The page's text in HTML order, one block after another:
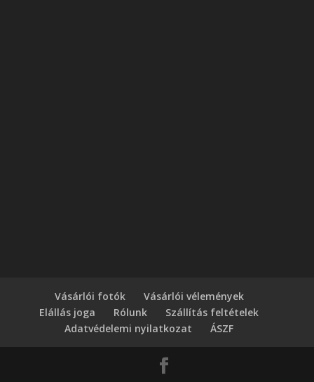
Vásárlói fotók
Vásárlói vélemények
Elállás joga
Rólunk
Szállítás feltételek
Adatvédelemi nyilatkozat
ÁSZF